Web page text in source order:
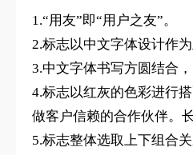
1.“用友”即“用户之友”。
2.标志以中文字体设计作
3.中文字体书写方圆结合
4.标志以红灰的色彩进行
做客户信赖的合作伙伴。
5.标志整体选取上下组合